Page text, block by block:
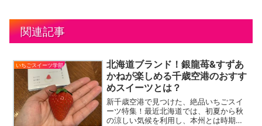
関連記事
いちごスイーツ学部
北海道ブランド！銀龍苺&すずあ
かねが楽しめる千歳空港のおすす
めスイーツとは？
新千歳空港で見つけた、絶品いちごスイ
ーツ特集！最近北海道では、初夏から秋
の涼しい気候を利用し、本州とは時期を